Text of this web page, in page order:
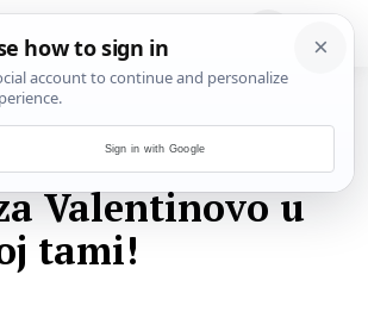
Valentinovo u
tami!
Sign in with Google